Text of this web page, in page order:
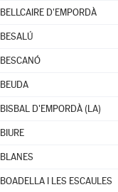
BELLCAIRE D'EMPORDÀ
BESALÚ
BESCANÓ
BEUDA
BISBAL D'EMPORDÀ (LA)
BIURE
BLANES
BOADELLA I LES ESCAULES